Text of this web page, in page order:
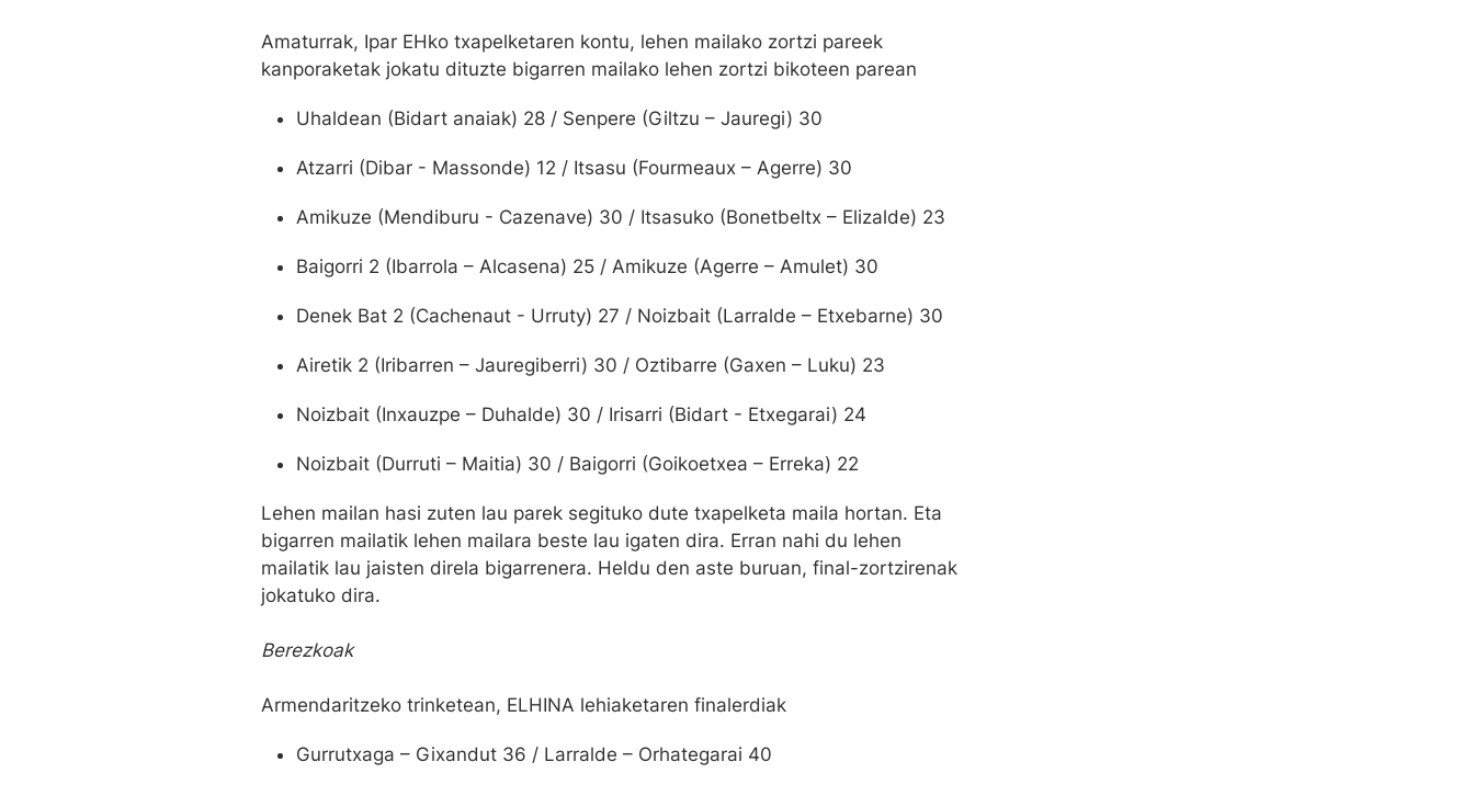
Amaturrak, Ipar EHko txapelketaren kontu, lehen mailako zortzi pareek
kanporaketak jokatu dituzte bigarren mailako lehen zortzi bikoteen parean
Uhaldean (Bidart anaiak) 28 / Senpere (Giltzu – Jauregi) 30
Atzarri (Dibar - Massonde) 12 / Itsasu (Fourmeaux – Agerre) 30
Amikuze (Mendiburu - Cazenave) 30 / Itsasuko (Bonetbeltx – Elizalde) 23
Baigorri 2 (Ibarrola – Alcasena) 25 / Amikuze (Agerre – Amulet) 30
Denek Bat 2 (Cachenaut - Urruty) 27 / Noizbait (Larralde – Etxebarne) 30
Airetik 2 (Iribarren – Jauregiberri) 30 / Oztibarre (Gaxen – Luku) 23
Noizbait (Inxauzpe – Duhalde) 30 / Irisarri (Bidart - Etxegarai) 24
Noizbait (Durruti – Maitia) 30 / Baigorri (Goikoetxea – Erreka) 22
Lehen mailan hasi zuten lau parek segituko dute txapelketa maila hortan. Eta
bigarren mailatik lehen mailara beste lau igaten dira. Erran nahi du lehen
mailatik lau jaisten direla bigarrenera. Heldu den aste buruan, final-zortzirenak
jokatuko dira.
Berezkoak
Armendaritzeko trinketean, ELHINA lehiaketaren finalerdiak
Gurrutxaga – Gixandut 36 / Larralde – Orhategarai 40